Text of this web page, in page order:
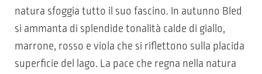
natura sfoggia tutto il suo fascino. In autunno Bled
si ammanta di splendide tonalità calde di giallo,
marrone, rosso e viola che si riflettono sulla placida
superficie del lago. La pace che regna nella natura